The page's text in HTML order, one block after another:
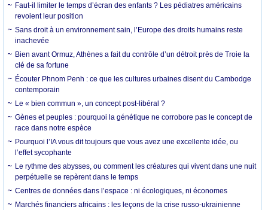
Faut-il limiter le temps d’écran des enfants ? Les pédiatres américains
revoient leur position
Sans droit à un environnement sain, l’Europe des droits humains reste
inachevée
Bien avant Ormuz, Athènes a fait du contrôle d’un détroit près de Troie la
clé de sa fortune
Écouter Phnom Penh : ce que les cultures urbaines disent du Cambodge
contemporain
Le « bien commun », un concept post-libéral ?
Gènes et peuples : pourquoi la génétique ne corrobore pas le concept de
race dans notre espèce
Pourquoi l’IA vous dit toujours que vous avez une excellente idée, ou
l’effet sycophante
Le rythme des abysses, ou comment les créatures qui vivent dans une nuit
perpétuelle se repèrent dans le temps
Centres de données dans l’espace : ni écologiques, ni économes
Marchés financiers africains : les leçons de la crise russo-ukrainienne